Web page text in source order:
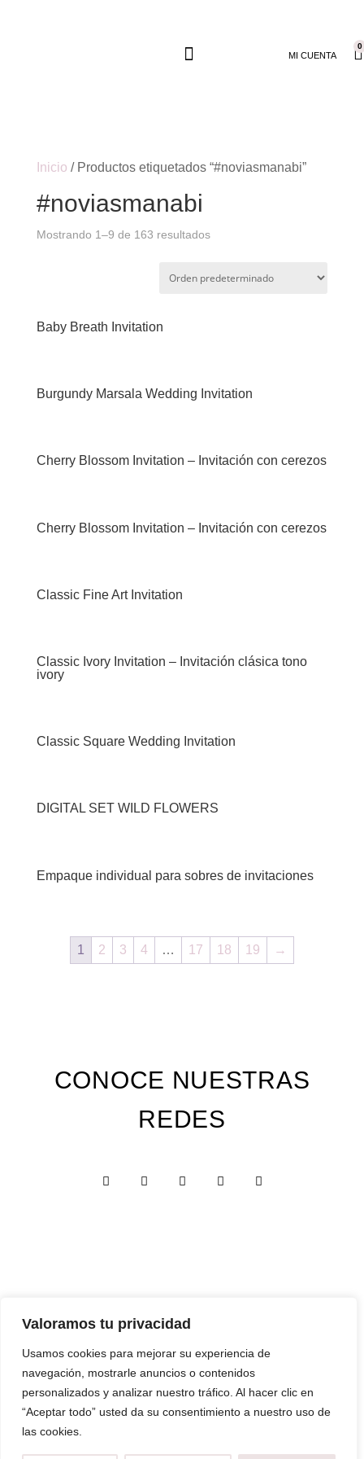
Valoramos tu privacidad
Usamos cookies para mejorar su experiencia de
navegación, mostrarle anuncios o contenidos
personalizados y analizar nuestro tráfico. Al hacer clic en
“Aceptar todo” usted da su consentimiento a nuestro uso de
las cookies.
MI CUENTA
0
Inicio / Productos etiquetados “#noviasmanabi”
#noviasmanabi
Mostrando 1–9 de 163 resultados
Baby Breath Invitation
Burgundy Marsala Wedding Invitation
Cherry Blossom Invitation – Invitación con cerezos
Cherry Blossom Invitation – Invitación con cerezos
Classic Fine Art Invitation
Classic Ivory Invitation – Invitación clásica tono
ivory
Classic Square Wedding Invitation
DIGITAL SET WILD FLOWERS
Empaque individual para sobres de invitaciones
1 2 3 4 … 17 18 19 →
CONOCE NUESTRAS
REDES
Custom Edition
Express Edition
Digital Edition
Papelería y Cajas